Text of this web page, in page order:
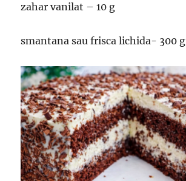
zahar vanilat – 10 g
smantana sau frisca lichida- 300 g